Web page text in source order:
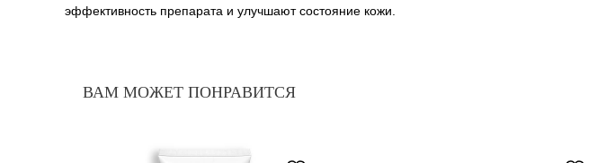
эффективность препарата и улучшают состояние кожи.
ВАМ МОЖЕТ ПОНРАВИТСЯ